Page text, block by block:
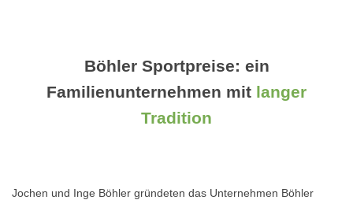
Böhler Sportpreise: ein
Familienunternehmen mit langer
Tradition
Jochen und Inge Böhler gründeten das Unternehmen Böhler